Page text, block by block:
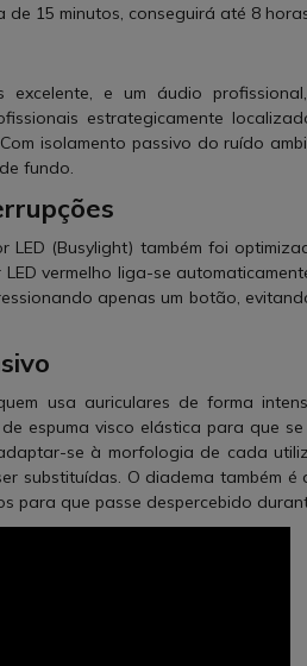
15 minutos, conseguirá até 8
e um áudio
estrategicamente
isolamento passivo do ruído
fundo.
LED (Busylight) também foi
vermelho liga-se
apenas um botão,
usa auriculares de forma
espuma visco elástica para que
se à morfologia de cada
substituídas. O diadema também
para que passe despercebido